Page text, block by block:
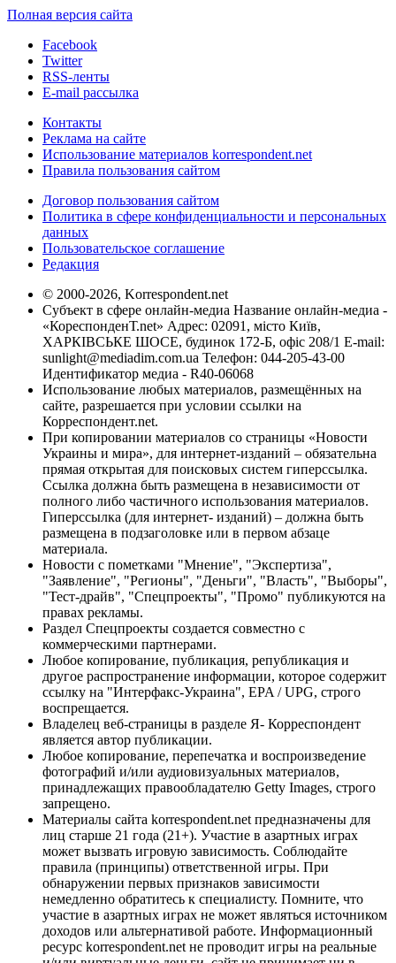
Полная версия сайта
Facebook
Twitter
RSS-ленты
E-mail рассылка
Контакты
Реклама на сайте
Использование материалов korrespondent.net
Правила пользования сайтом
Договор пользования сайтом
Политика в сфере конфиденциальности и персональных
данных
Пользовательское соглашение
Редакция
© 2000-2026, Korrespondent.net
Субъект в сфере онлайн-медиа Название онлайн-медиа -
«КореспонденТ.net» Адрес: 02091, місто Київ,
ХАРКІВСЬКЕ ШОСЕ, будинок 172-Б, офіс 208/1 E-mail:
sunlight@mediadim.com.ua Телефон: 044-205-43-00
Идентификатор медиа - R40-06068
Использование любых материалов, размещённых на
сайте, разрешается при условии ссылки на
Корреспондент.net.
При копировании материалов со страницы «Новости
Украины и мира», для интернет-изданий – обязательна
прямая открытая для поисковых систем гиперссылка.
Ссылка должна быть размещена в независимости от
полного либо частичного использования материалов.
Гиперссылка (для интернет- изданий) – должна быть
размещена в подзаголовке или в первом абзаце
материала.
Новости с пометками "Мнение", "Экспертиза",
"Заявление", "Регионы", "Деньги", "Власть", "Выборы",
"Тест-драйв", "Спецпроекты", "Промо" публикуются на
правах рекламы.
Раздел Спецпроекты создается совместно с
коммерческими партнерами.
Любое копирование, публикация, републикация и
другое распространение информации, которое содержит
ссылку на "Интерфакс-Украина", EPA / UPG, строго
воспрещается.
Владелец веб-страницы в разделе Я- Корреспондент
является автор публикации.
Любое копирование, перепечатка и воспроизведение
фотографий и/или аудиовизуальных материалов,
принадлежащих правообладателю Getty Images, строго
запрещено.
Материалы сайта korrespondent.net предназначены для
лиц старше 21 года (21+). Участие в азартных играх
может вызвать игровую зависимость. Соблюдайте
правила (принципы) ответственной игры. При
обнаружении первых признаков зависимости
немедленно обратитесь к специалисту. Помните, что
участие в азартных играх не может являться источником
доходов или альтернативой работе. Информационный
ресурс korrespondent.net не проводит игры на реальные